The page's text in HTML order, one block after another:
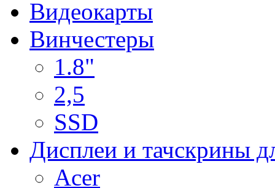
Видеокарты
Винчестеры
1.8"
2,5
SSD
Дисплеи и тачскрины
Acer